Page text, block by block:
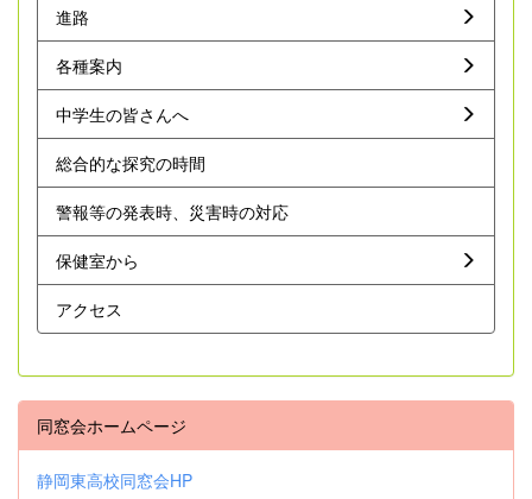
進路
各種案内
中学生の皆さんへ
総合的な探究の時間
警報等の発表時、災害時の対応
保健室から
アクセス
同窓会ホームページ
静岡東高校同窓会HP